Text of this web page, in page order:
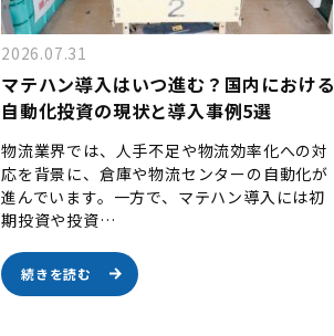
2026.07.31
マテハン導入はいつ進む？国内における
自動化投資の現状と導入事例5選
物流業界では、人手不足や物流効率化への対
応を背景に、倉庫や物流センターの自動化が
進んでいます。一方で、マテハン導入には初
期投資や投資…
続きを読む